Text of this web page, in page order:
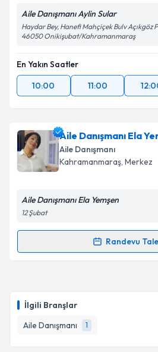
İlgili Branşlar
Aile Danışmanı
1
Aile Danışmanı Aylin Sular
Haydar Bey, Hanefi Mahçiçek Bulv Açıkgöz
46050 Onikişubat/Kahramanmaraş
En Yakın Saatler
10:00
11:00
Aile Danışmanı Ela
Aile Danışmanı
Kahramanmaraş, Merkez
Aile Danışmanı Ela Yemşen
12 Şubat
Randevu
Randevu Takvimi Talebi
için bir takvim hazırlandığında
bilgilendireceğiz.
E-posta Adresiniz